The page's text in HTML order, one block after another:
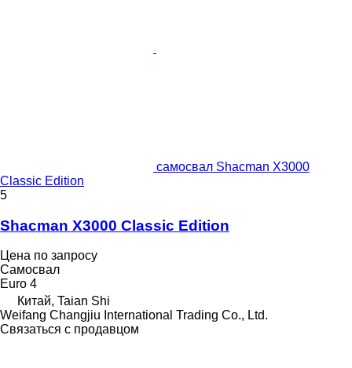
самосвал Shacman X3000
Classic Edition
5
Shacman X3000 Classic Edition
Цена по запросу
Самосвал
Euro 4
Китай, Taian Shi
Weifang Changjiu International Trading Co., Ltd.
Связаться с продавцом